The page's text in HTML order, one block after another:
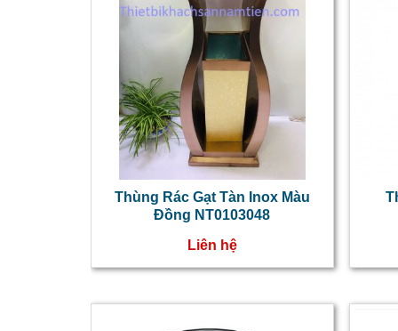
Thùng Rác Gạt Tàn Inox Màu
Đồng NT0103048
Liên hệ